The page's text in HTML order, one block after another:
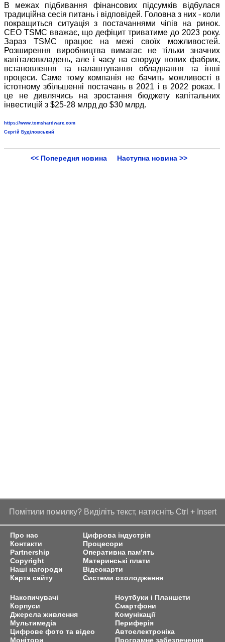
В межах підбивання фінансових підсумків відбулася
традиційна сесія питань і відповідей. Головна з них - коли
покращиться ситуація з постачаннями чіпів на ринок.
CEO TSMC вважає, що дефіцит триватиме до 2023 року.
Зараз TSMC працює на межі своїх можливостей.
Розширення виробництва вимагає не тільки значних
капіталовкладень, але і часу на споруду нових фабрик,
встановлення та налаштування обладнання та інші
процеси. Саме тому компанія не бачить можливості в
істотному збільшенні постачань в 2021 і в 2022 роках. І
це не дивлячись на зростання бюджету капітальних
інвестицій з $25-28 млрд до $30 млрд.
https://www.tomshardware.com
Сергій Буділовський
<< Попередня новина Наступна новина >>
Помітили помилку? Виділіть текст, натисніть Ctrl + Insert
Про нас
Контакти
Partnership
Copyright
Наші нагороди
Карта сайту
Цифрова індустрія
Процесори
Оперативна пам’ять
Материнські плати
Відеокарти
Системи охолодження
Накопичувачі
Корпуси
Джерела живлення
Мультимедіа
Цифрове фото та відео
Монітори
Ноутбуки і Планшети
Смартфони
Комунікації
Периферія
Автоелектроніка
Програмне забезпечення